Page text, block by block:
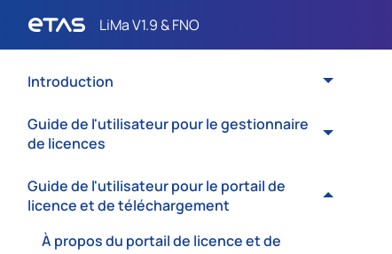
Introduction
Guide de l'utilisateur pour le gestionnaire
de licences
Guide de l'utilisateur pour le portail de
licence et de téléchargement
À propos du portail de licence et de